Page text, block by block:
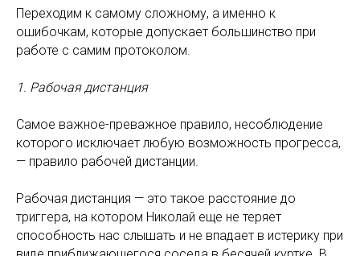
Переходим к самому сложному, а именно к
ошибочкам, которые допускает большинство при
работе с самим протоколом.
1. Рабочая дистанция
Самое важное-преважное правило, несоблюдение
которого исключает любую возможность прогресса,
— правило рабочей дистанции.
Рабочая дистанция — это такое расстояние до
триггера, на котором Николай еще не теряет
способность нас слышать и не впадает в истерику при